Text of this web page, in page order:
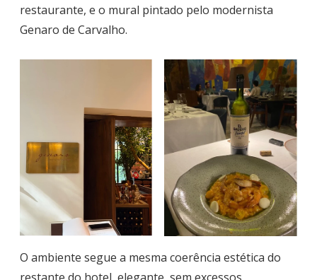
restaurante, e o mural pintado pelo modernista
Genaro de Carvalho.
O ambiente segue a mesma coerência estética do